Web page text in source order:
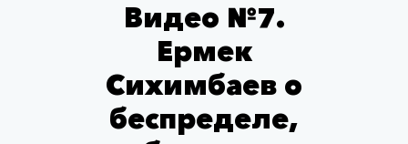
Видео №7.
Ермек
Сихимбаев о
беспределе,